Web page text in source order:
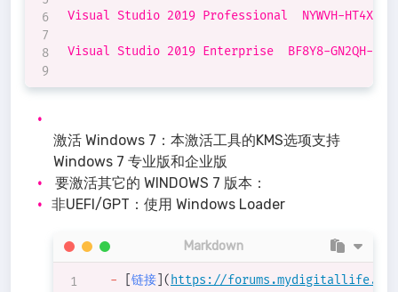
Visual Studio 2019 Professional  NYWVH-HT4XC-
Visual Studio 2019 Enterprise  BF8Y8-GN2QH-
激活 Windows 7：本激活工具的KMS选项支持
Windows 7 专业版和企业版
要激活其它的 WINDOWS 7 版本：
非UEFI/GPT：使用 Windows Loader
- 链接 ]( https://forums.mydigitallife.net/
Markdown